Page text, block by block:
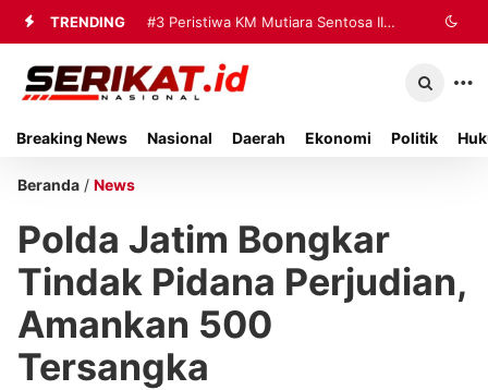
TRENDING #3 Peristiwa KM Mutiara Sentosa II
Jadi Sorotan Nasional, Pemkab
Breaking News Nasional Daerah Ekonomi Politik
Beranda / News
Polda Jatim Bongkar
Tindak Pidana Perjudian,
Amankan 500
Tersangka